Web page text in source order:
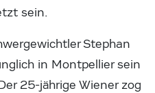
sein.
Stephan
in Montpellier sein
25-jährige Wiener zog